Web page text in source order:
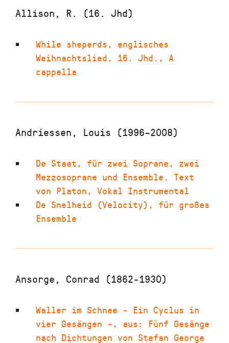
Allison, R. (16. Jhd)
While sheperds, englisches
Weihnachtslied, 16. Jhd. , A
cappella
Andriessen, Louis (1996–2008)
De Staat, für zwei Soprane, zwei
Mezzosoprane und Ensemble. Text
von Platon, Vokal Instrumental
De Snelheid (Velocity) , für großes
Ensemble
Ansorge, Conrad (1862-1930)
Waller im Schnee - Ein Cyclus in
vier Gesängen - , aus: Fünf Gesänge
nach Dichtungen von Stefan George